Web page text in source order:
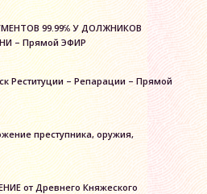
99.99℅ У ДОЛЖНИКОВ
– Прямой ЭФИР
Реституции – Репарации – Прямой
преступника, оружия,
от Древнего Княжеского